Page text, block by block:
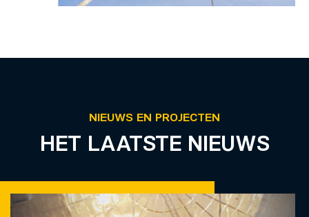
NIEUWS EN PROJECTEN
HET LAATSTE NIEUWS